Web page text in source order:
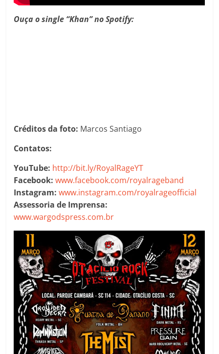
Ouça o single “Khan” no Spotify:
Créditos da foto: Marcos Santiago
Contatos:
YouTube: http://bit.ly/RoyalRageYT
Facebook:www.facebook.com/royalrageband
Instagram:www.instagram.com/royalrageofficial
Assessoria de Imprensa:
www.wargodspress.com.br